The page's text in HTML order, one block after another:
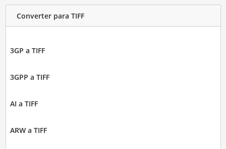
Converter para TIFF
3GP a TIFF
3GPP a TIFF
AI a TIFF
ARW a TIFF